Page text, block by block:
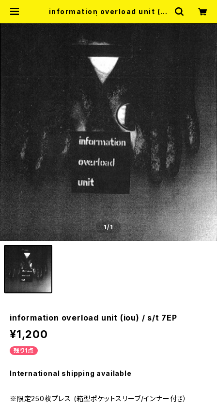
information overload unit (io
1/1
information overload unit (iou) / s/t 7EP
¥1,200
残り1点
International shipping available
※限定250枚プレス (箱型ポケットスリーブ/インナー付き）